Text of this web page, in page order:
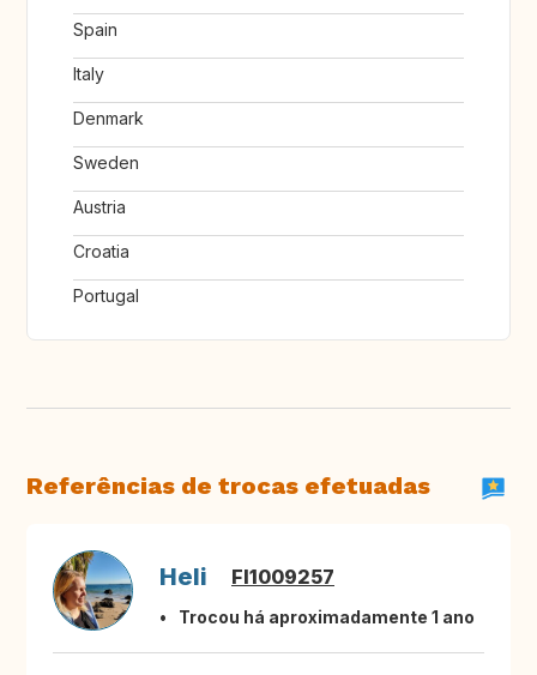
Spain
Italy
Denmark
Sweden
Austria
Croatia
Portugal
Referências de trocas efetuadas
Heli FI1009257
Trocou há aproximadamente 1 ano